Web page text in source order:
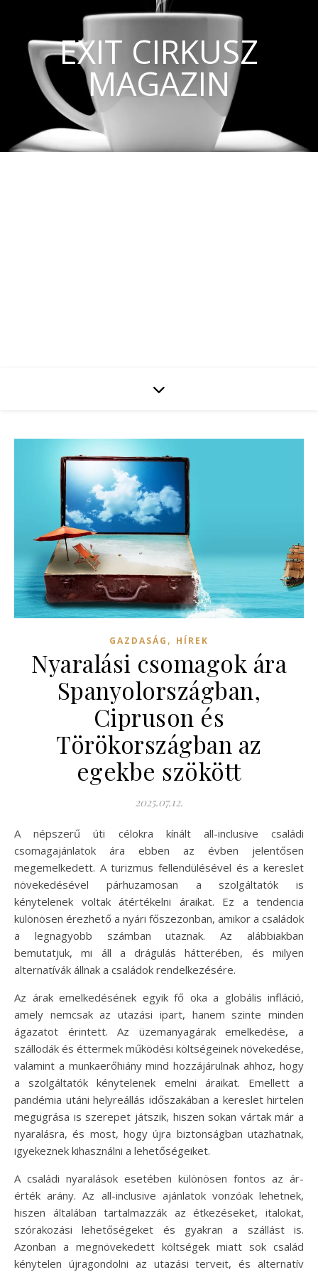
EXIT CIRKUSZ
MAGAZIN
GAZDASÁG , HÍREK
Nyaralási csomagok ára
Spanyolországban,
Cipruson és
Törökországban az
egekbe szökött
2025.07.12.
A népszerű úti célokra kínált all-inclusive családi
csomagajánlatok ára ebben az évben jelentősen
megemelkedett. A turizmus fellendülésével és a kereslet
növekedésével párhuzamosan a szolgáltatók is
kénytelenek voltak átértékelni áraikat. Ez a tendencia
különösen érezhető a nyári főszezonban, amikor a családok
a legnagyobb számban utaznak. Az alábbiakban
bemutatjuk, mi áll a drágulás hátterében, és milyen
alternatívák állnak a családok rendelkezésére.
Az árak emelkedésének egyik fő oka a globális infláció,
amely nemcsak az utazási ipart, hanem szinte minden
ágazatot érintett. Az üzemanyagárak emelkedése, a
szállodák és éttermek működési költségeinek növekedése,
valamint a munkaerőhiány mind hozzájárulnak ahhoz, hogy
a szolgáltatók kénytelenek emelni áraikat. Emellett a
pandémia utáni helyreállás időszakában a kereslet hirtelen
megugrása is szerepet játszik, hiszen sokan vártak már a
nyaralásra, és most, hogy újra biztonságban utazhatnak,
igyekeznek kihasználni a lehetőségeiket.
A családi nyaralások esetében különösen fontos az ár-
érték arány. Az all-inclusive ajánlatok vonzóak lehetnek,
hiszen általában tartalmazzák az étkezéseket, italokat,
szórakozási lehetőségeket és gyakran a szállást is.
Azonban a megnövekedett költségek miatt sok család
kénytelen újragondolni az utazási terveit, és alternatív